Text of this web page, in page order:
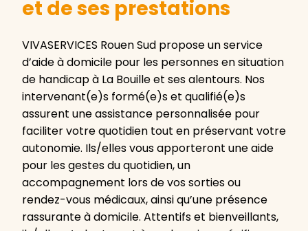
et de ses prestations
VIVASERVICES Rouen Sud propose un service
d’aide à domicile pour les personnes en situation
de handicap à La Bouille et ses alentours. Nos
intervenant(e)s formé(e)s et qualifié(e)s
assurent une assistance personnalisée pour
faciliter votre quotidien tout en préservant votre
autonomie. Ils/elles vous apporteront une aide
pour les gestes du quotidien, un
accompagnement lors de vos sorties ou
rendez-vous médicaux, ainsi qu’une présence
rassurante à domicile. Attentifs et bienveillants,